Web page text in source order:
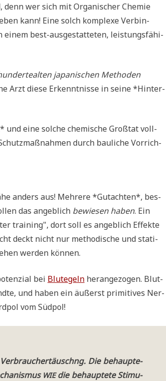
wer sich mit Orga­ni­scher Che­mie
kann! Eine solch kom­ple­xe Ver­bin­
best-aus­ge­stat­te­ten, lei­stungs­fä­hi­
japa­ni­schen Metho­den
Arzt die­se Erkennt­nis­se in sei­ne *Hin­ter­
und eine sol­che che­mi­sche Groß­tat voll­
durch bau­li­che Vor­rich­
anders aus! Meh­re­re *Gut­ach­ten*, bes­
das angeb­lich bewie­sen haben. Ein
trai­ning", dort soll es angeb­lich Effek­te
deckt nicht nur metho­di­sche und sta­ti­
wer­den können.
bei Blut­egeln her­an­ge­zo­gen. Blut­
und haben ein äußerst pri­mi­ti­ves Ner­
vom Südpol!
Die behaup­te­
WIEdie behaup­te­te Sti­mu­